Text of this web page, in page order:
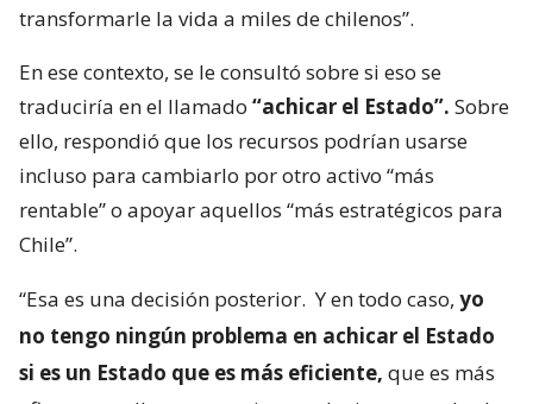
transformarle la vida a miles de chilenos”.
En ese contexto, se le consultó sobre si eso se
traduciría en el llamado “achicar el Estado”. Sobre
ello, respondió que los recursos podrían usarse
incluso para cambiarlo por otro activo “más
rentable” o apoyar aquellos “más estratégicos para
Chile”.
“Esa es una decisión posterior. Y en todo caso, yo
no tengo ningún problema en achicar el Estado
si es un Estado que es más eficiente, que es más